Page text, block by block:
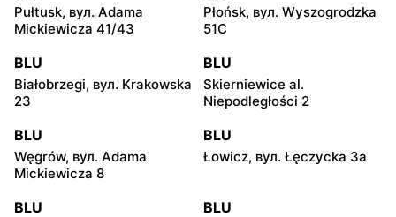
Pułtusk, вул. Adama
Mickiewicza 41/43
Płońsk, вул. Wyszogrodzka
51C
BLU
Białobrzegi, вул. Krakowska
23
BLU
Skierniewice al.
Niepodległości 2
BLU
Węgrów, вул. Adama
Mickiewicza 8
BLU
Łowicz, вул. Łęczycka 3a
BLU BLU